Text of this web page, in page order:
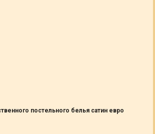
постельного белья сатин евро